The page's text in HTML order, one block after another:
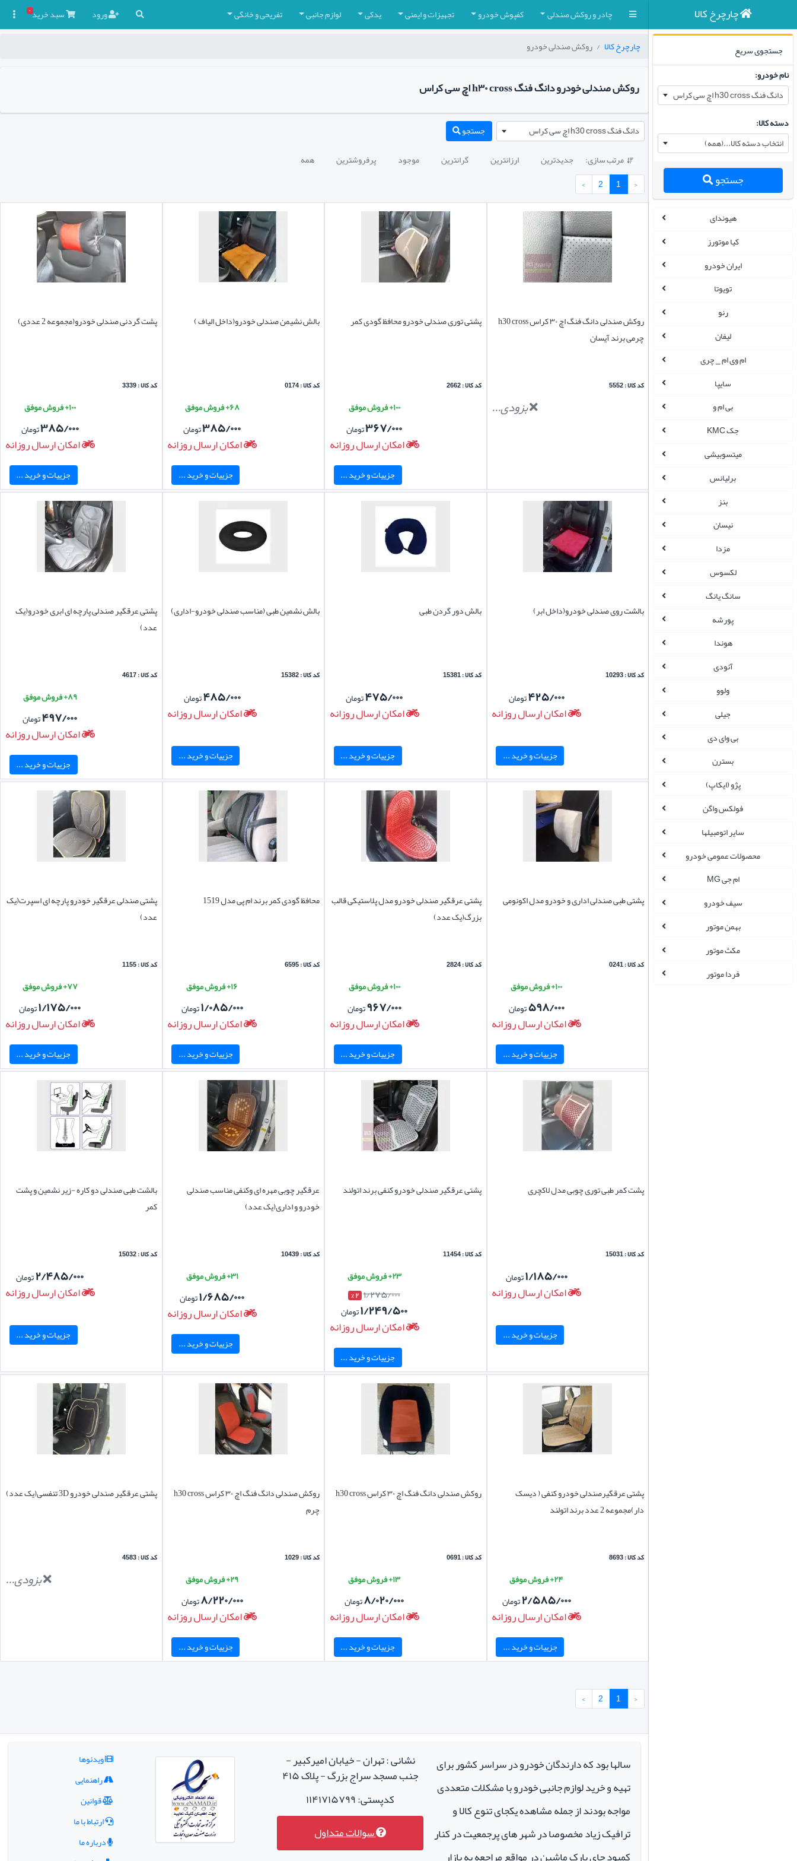
چادر و روکش صندلی کفپوش خودرو تجهیزات و ایمنی یدکی لوازم جانبی تفریحی و خانگی ورود سبدخرید۰ چارچرخ کالا
جستجوی سریع
نام خودرو:
دانگ فنگ h30 cross اچ سی کراس
دسته کالا:
انتخاب دسته کالا...(همه)
جستجو
هیوندای
کیا موتورز
ایران خودرو
تویوتا
رنو
لیفان
ام وی ام _ چری
سایپا
بی ام و
جک KMC
میتسوبیشی
برلیانس
بنز
نیسان
مزدا
لکسوس
سانگ یانگ
پورشه
هوندا
آئودی
ولوو
جیلی
بی وای دی
بسترن
پژو (ایکاپ)
فولکس واگن
سایر اتومبیلها
محصولات عمومی خودرو
ام جی MG
سیف خودرو
بهمن موتور
مکث موتور
فردا موتور
چارچرخ کالا روکش صندلی خودرو
روکش صندلی خودرو دانگ فنگ h۳۰ cross اچ سی کراس
دانگ فنگ h30 cross اچ سی کراس جستجو
 مرتب سازی: جدیدترین ارزانترین گرانترین موجود پرفروشترین
همه
‹
1
2
›
روکش صندلی دانگ فنگ اچ ۳۰ کراس h30 cross
چرمی برند آیسان
کد کالا : 5552
بزودی...
پشتی توری صندلی خودرو محافظ گودی کمر
کد کالا : 2662
۱۰۰+ فروش موفق
۳۶۷/۰۰۰تومان
امکان ارسال روزانه
جزییات و خرید ...
بالش نشیمن صندلی خودرو(داخل الیاف )
کد کالا : 0174
۶۸+ فروش موفق
۳۸۵/۰۰۰تومان
امکان ارسال روزانه
جزییات و خرید ...
پشت گردنی صندلی خودرو(مجموعه 2 عددی)
کد کالا : 3339
۱۰۰+ فروش موفق
۳۸۵/۰۰۰تومان
امکان ارسال روزانه
جزییات و خرید ...
بالشت روی صندلی خودرو(داخل ابر)
کد کالا : 10293
۴۲۵/۰۰۰تومان
امکان ارسال روزانه
جزییات و خرید ...
بالش دور گردن طبی
کد کالا : 15381
۴۷۵/۰۰۰تومان
امکان ارسال روزانه
جزییات و خرید ...
بالش نشمین طبی (مناسب صندلی خودرو-اداری)
کد کالا : 15382
۴۸۵/۰۰۰تومان
امکان ارسال روزانه
جزییات و خرید ...
پشتی عرقگیر صندلی پارچه ای ابری خودرو(یک
عدد)
کد کالا : 4617
۸۹+ فروش موفق
۴۹۷/۰۰۰تومان
امکان ارسال روزانه
جزییات و خرید ...
پشتی طبی صندلی اداری و خودرو مدل اکونومی
کد کالا : 0241
۱۰۰+ فروش موفق
۵۹۸/۰۰۰تومان
امکان ارسال روزانه
جزییات و خرید ...
پشتی عرقگیر صندلی خودرو مدل پلاستیکی قالب
بزرگ(یک عدد)
کد کالا : 2824
۱۰۰+ فروش موفق
۹۶۷/۰۰۰تومان
امکان ارسال روزانه
جزییات و خرید ...
محافظ گودی کمر برند ام پی مدل 1519
کد کالا : 6595
۱۶+ فروش موفق
۱/۰۸۵/۰۰۰تومان
امکان ارسال روزانه
جزییات و خرید ...
پشتی صندلی عرقگیر خودرو پارچه ای اسپرت(یک
عدد)
کد کالا : 1155
۷۷+ فروش موفق
۱/۱۷۵/۰۰۰تومان
امکان ارسال روزانه
جزییات و خرید ...
پشت کمر طبی توری چوبی مدل لاکچری
کد کالا : 15031
۱/۱۸۵/۰۰۰تومان
امکان ارسال روزانه
جزییات و خرید ...
پشتی عرقگیر صندلی خودرو کنفی برند اتولند
کد کالا : 11454
۲۳+ فروش موفق
۱/۲۷۵/۰۰۰ ۲ %
۱/۲۴۹/۵۰۰تومان
امکان ارسال روزانه
جزییات و خرید ...
عرقگیر چوبی مهره ای وکنفی مناسب صندلی
خودرو و اداری(یک عدد)
کد کالا : 10439
۳۱+ فروش موفق
۱/۶۸۵/۰۰۰تومان
امکان ارسال روزانه
جزییات و خرید ...
بالشت طبی صندلی دو کاره -زیر نشمین و پشت
کمر
کد کالا : 15032
۲/۴۸۵/۰۰۰تومان
امکان ارسال روزانه
جزییات و خرید ...
پشتی عرقگیرصندلی خودرو کنفی ( دیسک
دار)مجموعه 2 عدد برند اتولند
کد کالا : 8693
۲۴+ فروش موفق
۲/۵۸۵/۰۰۰تومان
امکان ارسال روزانه
جزییات و خرید ...
روکش صندلی دانگ فنگ اچ ۳۰ کراس h30 cross
کد کالا : 0691
۱۳+ فروش موفق
۸/۰۲۰/۰۰۰تومان
امکان ارسال روزانه
جزییات و خرید ...
روکش صندلی دانگ فنگ اچ ۳۰ کراس h30 cross
چرم
کد کالا : 1029
۲۹+ فروش موفق
۸/۲۲۰/۰۰۰تومان
امکان ارسال روزانه
جزییات و خرید ...
پشتی عرقگیر صندلی خودرو 3D تنفسی(یک عدد)
کد کالا : 4583
بزودی...
‹
1
2
›
سالها بود که دارندگان خودرو در سراسر کشور برای
تهیه و خرید لوازم جانبی خودرو با مشکلات متعددی
مواجه بودند از جمله مشاهده یکجای تنوع کالا و
ترافیک زیاد مخصوصا در شهر های پرجمعیت در کنار
کمبود جای پارک ماشین در مواقع مراجعه به بازار
نشانی : تهران - خیابان امیرکبیر -
جنب مسجد سراج بزرگ - پلاک ۴۱۵
کدپستی: ۱۱۴۱۷۱۵۷۹۹
سوالات متداول
ویدئوها
راهنمایی
قوانین
ارتباط با ما
درباره ما